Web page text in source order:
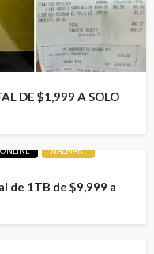
DE $1,999 A SOLO
WALMART
de 1TB de $9,999 a